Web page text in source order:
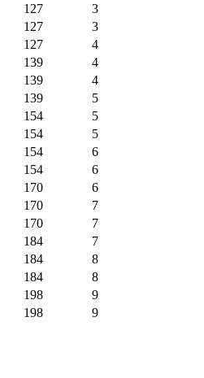
127
3
127
3
127
4
139
4
139
4
139
5
154
5
154
5
154
6
154
6
170
6
170
7
170
7
184
7
184
8
184
8
198
9
198 9